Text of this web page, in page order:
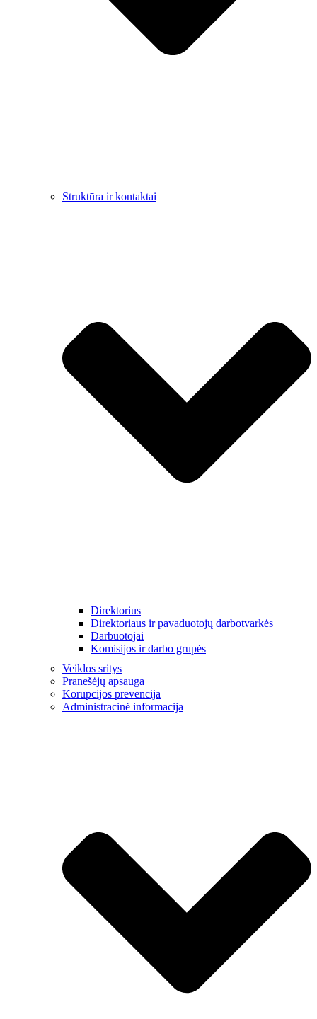
Struktūra ir kontaktai
Direktorius
Direktoriaus ir pavaduotojų darbotvarkės
Darbuotojai
Komisijos ir darbo grupės
Veiklos sritys
Pranešėjų apsauga
Korupcijos prevencija
Administracinė informacija